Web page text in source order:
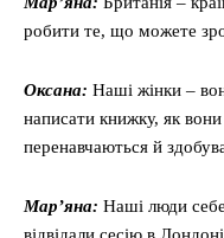
робити те, що можете
Оксана: Наші жінки –
написати книжку, як
перенавчаються й
Мар’яна: Наші люди
відвідали сесію в